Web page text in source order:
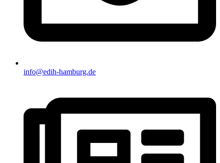
info@edih-hamburg.de